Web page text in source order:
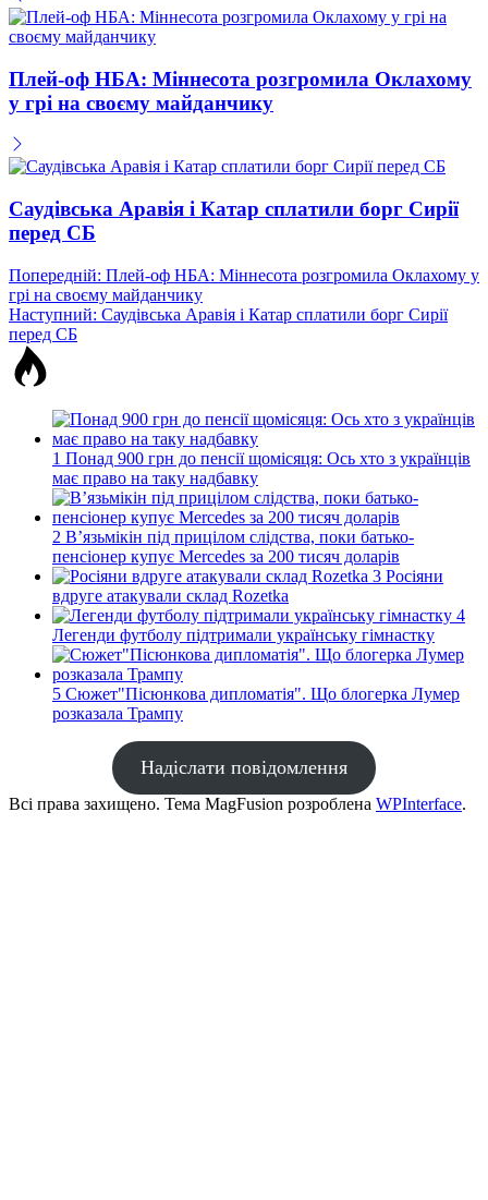
Плей-оф НБА: Міннесота розгромила Оклахому
у грі на своєму майданчику
Саудівська Аравія і Катар сплатили борг Сирії
перед СБ
Навігація
записів
Попередній: Плей-оф НБА: Міннесота розгромила Оклахому у
грі на своєму майданчику
Наступний: Саудівська Аравія і Катар сплатили борг Сирії
перед СБ
1 Понад 900 грн до пенсії щомісяця: Ось хто з українців
має право на таку надбавку
2 В’язьмікін під прицілом слідства, поки батько-
пенсіонер купує Mercedes за 200 тисяч доларів
3 Росіяни
вдруге атакували склад Rozetka
4
Легенди футболу підтримали українську гімнастку
5 Сюжет"Пісюнкова дипломатія". Що блогерка Лумер
розказала Трампу
Надіслати повідомлення
Всі права захищено. Тема MagFusion розроблена WPInterface.